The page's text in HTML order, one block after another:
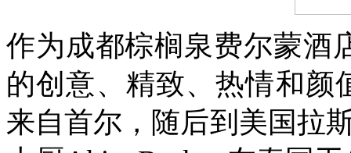
作为成都棕榈泉费尔蒙酒
的创意、精致、热情和颜
来自首尔，随后到美国拉